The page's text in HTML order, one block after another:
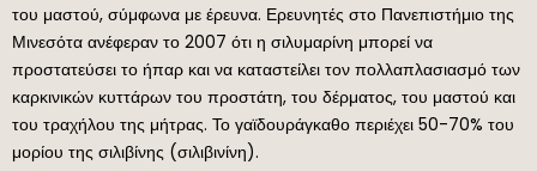
του μαστού, σύμφωνα με έρευνα. Ερευνητές στο Πανεπιστήμιο της
Μινεσότα ανέφεραν το 2007 ότι η σιλυμαρίνη μπορεί να
προστατεύσει το ήπαρ και να καταστείλει τον πολλαπλασιασμό των
καρκινικών κυττάρων του προστάτη, του δέρματος, του μαστού και
του τραχήλου της μήτρας. Το γαϊδουράγκαθο περιέχει 50-70% του
μορίου της σιλιβίνης (σιλιβινίνη).